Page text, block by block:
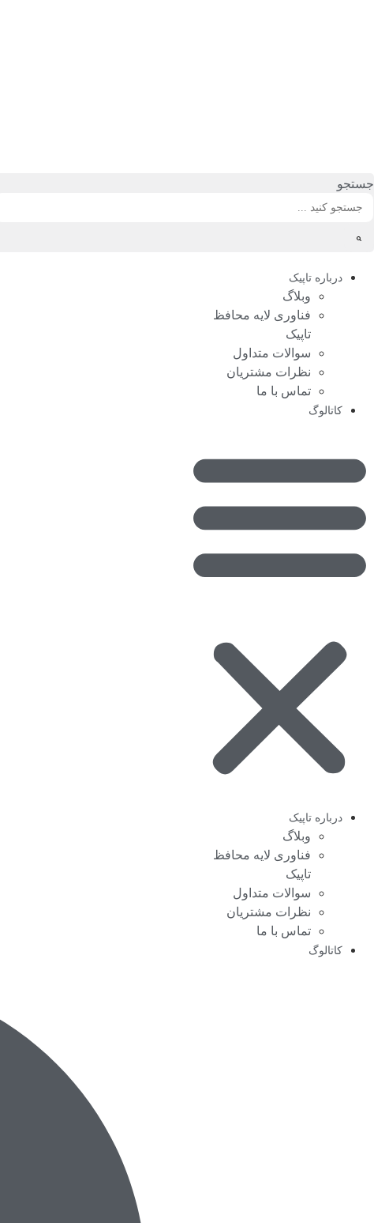
جستجو
درباره تاپیک
وبلاگ
فناوری لایه محافظ
تاپیک
سوالات متداول
نظرات مشتریان
تماس با ما
کاتالوگ
درباره تاپیک
وبلاگ
فناوری لایه محافظ
تاپیک
سوالات متداول
نظرات مشتریان
تماس با ما
کاتالوگ